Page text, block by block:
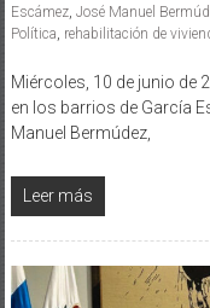
Escámez, José Manuel
Política rehabilitación de
Miércoles, 10 de junio de
en los barrios de García
Manuel Bermúdez,
Leer más